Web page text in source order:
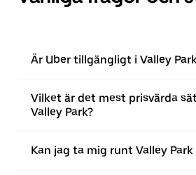
Är Uber tillgängligt i Valley
Vilket är det mest prisvärda
Valley Park?
Kan jag ta mig runt Valley